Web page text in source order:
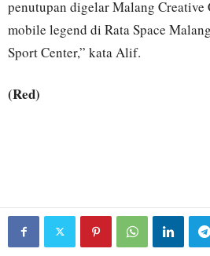
penutupan digelar Malang Creative
mobile legend di Rata Space
Sport Center,” kata Alif.
(Red)